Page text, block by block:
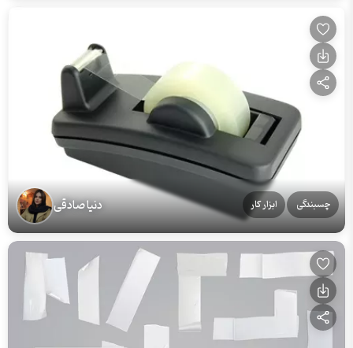
چسبندگی ابزار کار دنیا صادقی